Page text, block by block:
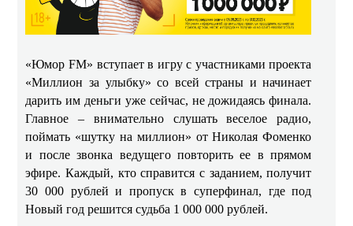
«Юмор FM» вступает в игру с участниками проекта
«Миллион за улыбку» со всей страны и начинает
дарить им деньги уже сейчас, не дожидаясь финала.
Главное – внимательно слушать веселое радио,
поймать «шутку на миллион» от Николая Фоменко
и после звонка ведущего повторить ее в прямом
эфире. Каждый, кто справится с заданием, получит
30 000 рублей и пропуск в суперфинал, где под
Новый год решится судьба 1 000 000 рублей.